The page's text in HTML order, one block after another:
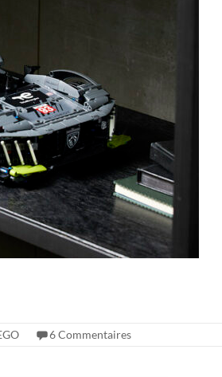
6 Commentaires